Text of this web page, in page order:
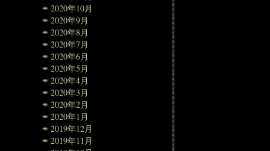
2020年10月
2020年9月
2020年8月
2020年7月
2020年6月
2020年5月
2020年4月
2020年3月
2020年2月
2020年1月
2019年12月
2019年11月